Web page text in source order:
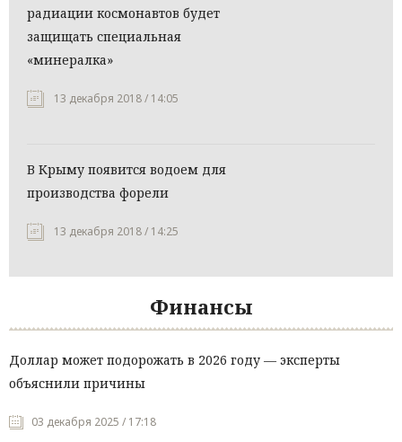
радиации космонавтов будет
защищать специальная
«минералка»
13 декабря 2018 / 14:05
В Крыму появится водоем для
производства форели
13 декабря 2018 / 14:25
Финансы
Доллар может подорожать в 2026 году — эксперты
объяснили причины
03 декабря 2025 / 17:18